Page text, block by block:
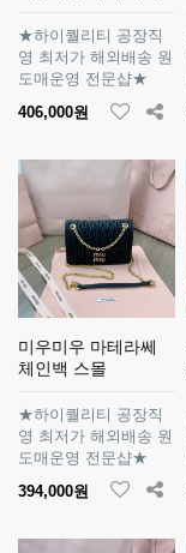
★하이퀄리티 공장직
영 최저가 해외배송 원
도매운영 전문샵★
406,000원
미우미우 마테라쎄
체인백 스몰
★하이퀄리티 공장직
영 최저가 해외배송 원
도매운영 전문샵★
394,000원